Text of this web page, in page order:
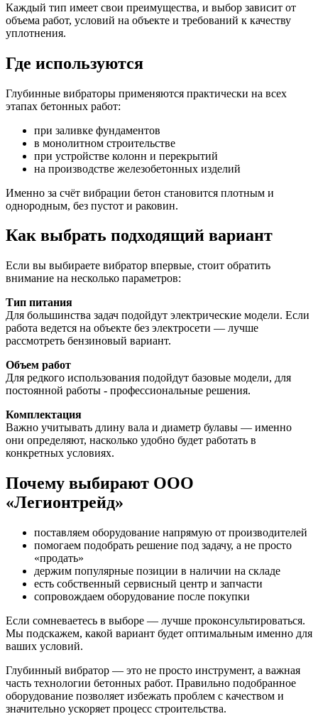
Каждый тип имеет свои преимущества, и выбор зависит от
объема работ, условий на объекте и требований к качеству
уплотнения.
Где используются
Глубинные вибраторы применяются практически на всех
этапах бетонных работ:
при заливке фундаментов
в монолитном строительстве
при устройстве колонн и перекрытий
на производстве железобетонных изделий
Именно за счёт вибрации бетон становится плотным и
однородным, без пустот и раковин.
Как выбрать подходящий вариант
Если вы выбираете вибратор впервые, стоит обратить
внимание на несколько параметров:
Тип питания
Для большинства задач подойдут электрические модели. Если
работа ведется на объекте без электросети — лучше
рассмотреть бензиновый вариант.
Объем работ
Для редкого использования подойдут базовые модели, для
постоянной работы - профессиональные решения.
Комплектация
Важно учитывать длину вала и диаметр булавы — именно
они определяют, насколько удобно будет работать в
конкретных условиях.
Почему выбирают ООО
«Легионтрейд»
поставляем оборудование напрямую от производителей
помогаем подобрать решение под задачу, а не просто
«продать»
держим популярные позиции в наличии на складе
есть собственный сервисный центр и запчасти
сопровождаем оборудование после покупки
Если сомневаетесь в выборе — лучше проконсультироваться.
Мы подскажем, какой вариант будет оптимальным именно для
ваших условий.
Глубинный вибратор — это не просто инструмент, а важная
часть технологии бетонных работ. Правильно подобранное
оборудование позволяет избежать проблем с качеством и
значительно ускоряет процесс строительства.